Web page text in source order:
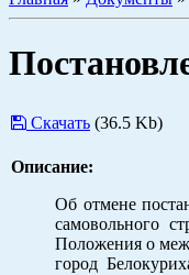
Скачать (36.5 Kb)
Описание:
Об отмене
самовольного
Положения о
город